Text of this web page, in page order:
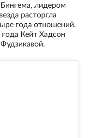
лидером
расторгла
года отношений.
Кейт Хадсон